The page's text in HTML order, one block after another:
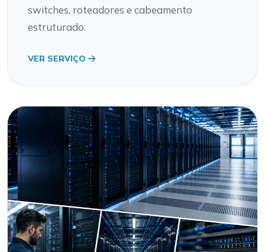
switches, roteadores e cabeamento
estruturado.
VER SERVIÇO